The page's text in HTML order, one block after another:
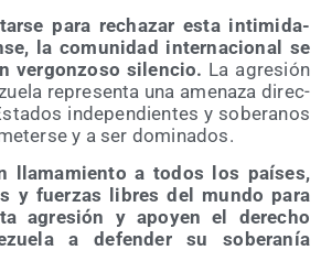
para recha­zar esta inti­mi­da­
la comu­ni­dad inter­na­cio­nal se
ver­gon­zo­so silen­cio. La agre­sión
repre­sen­ta una ame­na­za direc­
inde­pen­dien­tes y sobe­ra­nos
y a ser dominados.
lla­ma­mien­to a todos los paí­ses,
y fuer­zas libres del mun­do para
agre­sión y apo­yen el dere­cho
a defen­der su sobe­ra­nía